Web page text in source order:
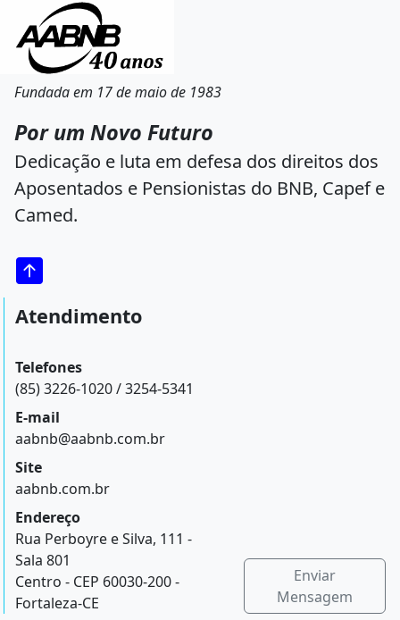
Fundada em 17 de maio de 1983
Por um Novo Futuro
Dedicação e luta em defesa dos direitos dos
Aposentados e Pensionistas do BNB, Capef e
Camed.
Atendimento
Telefones
(85) 3226-1020 / 3254-5341
E-mail
aabnb@aabnb.com.br
Site
aabnb.com.br
Endereço
Rua Perboyre e Silva, 111 -
Sala 801
Centro - CEP 60030-200 -
Fortaleza-CE
Enviar
Mensagem